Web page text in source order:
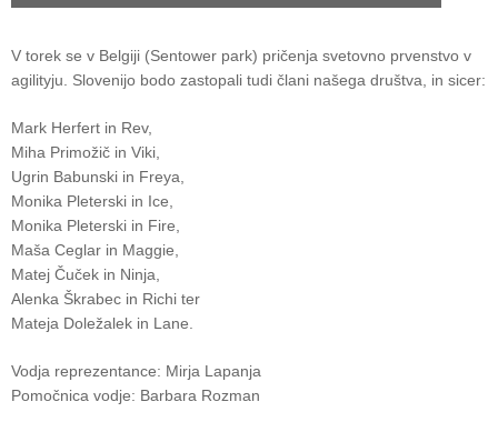
V torek se v Belgiji (Sentower park) pričenja svetovno prvenstvo v
agilityju. Slovenijo bodo zastopali tudi člani našega društva, in sicer:
Mark Herfert in Rev,
Miha Primožič in Viki,
Ugrin Babunski in Freya,
Monika Pleterski in Ice,
Monika Pleterski in Fire,
Maša Ceglar in Maggie,
Matej Čuček in Ninja,
Alenka Škrabec in Richi ter
Mateja Doležalek in Lane.
Vodja reprezentance: Mirja Lapanja
Pomočnica vodje: Barbara Rozman